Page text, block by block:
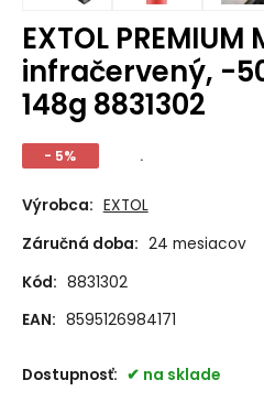
EXTOL
infračervený, -
148g 8831302
- 5% .
Výrobca: EXTOL
Záručná doba: 24 mesiacov
Kód: 8831302
EAN: 8595126984171
Dostupnosť: na sklade